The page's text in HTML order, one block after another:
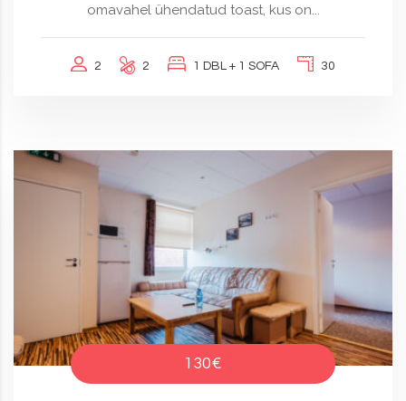
omavahel ühendatud toast, kus on...
2 2 1 DBL + 1 SOFA 30
130€